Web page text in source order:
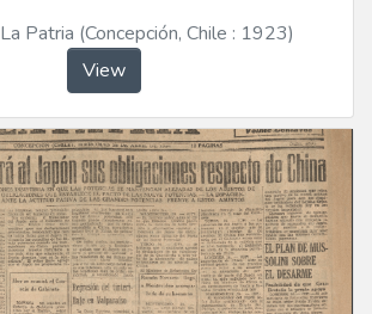
La Patria (Concepción, Chile : 1923)
View